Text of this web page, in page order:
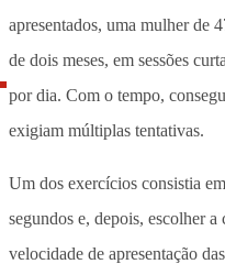
apresentados, uma mulher de
de dois meses, em sessões
por dia. Com o tempo,
exigiam múltiplas tentativas.
Um dos exercícios consistia
segundos e, depois, escolher
velocidade de apresentação